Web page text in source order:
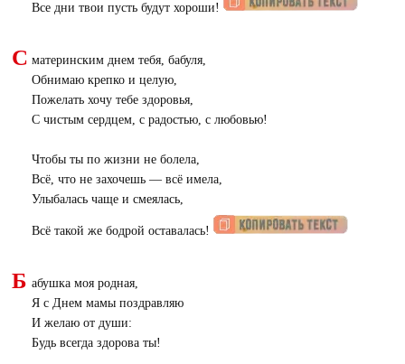
Все дни твои пусть будут хороши!
С материнским днем тебя, бабуля,
Обнимаю крепко и целую,
Пожелать хочу тебе здоровья,
С чистым сердцем, с радостью, с любовью!
Чтобы ты по жизни не болела,
Всё, что не захочешь — всё имела,
Улыбалась чаще и смеялась,
Всё такой же бодрой оставалась!
Б абушка моя родная,
Я с Днем мамы поздравляю
И желаю от души:
Будь всегда здорова ты!